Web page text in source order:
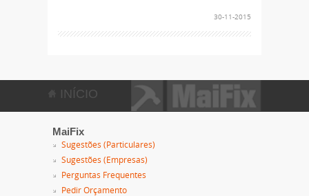
30-11-2015
INÍCIO
MaiFix
Sugestões (Particulares)
Sugestões (Empresas)
Perguntas Frequentes
Pedir Orçamento